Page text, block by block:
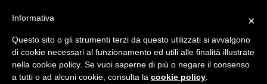
Newsletter
×
Informativa
Questo sito o gli strumenti terzi da questo utilizzati si avvalgono
di cookie necessari al funzionamento ed utili alle finalità illustrate
nella cookie policy. Se vuoi saperne di più o negare il consenso
a tutti o ad alcuni cookie, consulta la cookie policy